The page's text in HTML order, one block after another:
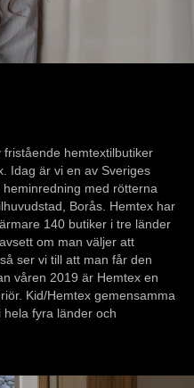
hemtextilbutiker
Idag är vi en av Sveriges
med rötterna
Borås. Hemtex har
140 butiker i tre länder
om man väljer att
ser vi till att man får den
våren 2019 är Hemtex en
Kid/Hemtex gemensamma
fyra länder och